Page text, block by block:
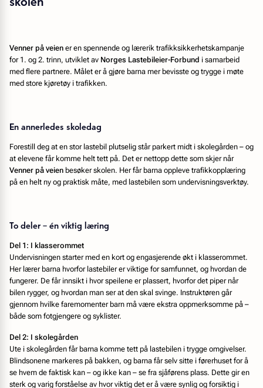
Venner på veien er en spennende og lærerik trafikksikkerhetskampanje
for 1. og 2. trinn, utviklet av Norges Lastebileier-Forbund i samarbeid
med flere partnere. Målet er å gjøre barna mer bevisste og trygge i møte
med store kjøretøy i trafikken.
En annerledes skoledag
Forestill deg at en stor lastebil plutselig står parkert midt i skolegården – og
at elevene får komme helt tett på. Det er nettopp dette som skjer når
Venner på veien besøker skolen. Her får barna oppleve trafikkopplæring
på en helt ny og praktisk måte, med lastebilen som undervisningsverktøy.
To deler – én viktig læring
Del 1: I klasserommet
Undervisningen starter med en kort og engasjerende økt i klasserommet.
Her lærer barna hvorfor lastebiler er viktige for samfunnet, og hvordan de
fungerer. De får innsikt i hvor speilene er plassert, hvorfor det piper når
bilen rygger, og hvordan man ser at den skal svinge. Instruktøren går
gjennom hvilke faremomenter barn må være ekstra oppmerksomme på –
både som fotgjengere og syklister.
Del 2: I skolegården
Ute i skolegården får barna komme tett på lastebilen i trygge omgivelser.
Blindsonene markeres på bakken, og barna får selv sitte i førerhuset for å
se hvem de faktisk kan – og ikke kan – se fra sjåførens plass. Dette gir en
sterk og varig forståelse av hvor viktig det er å være synlig og forsiktig i